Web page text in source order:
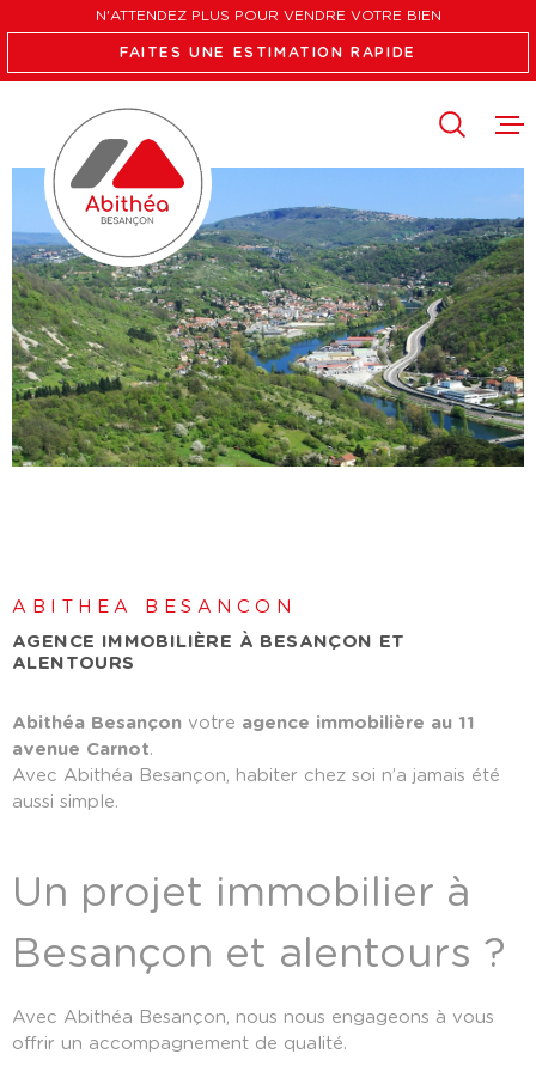
ààau
au
FAIRE
L'AGENCE
CONTACT
N'ATTENDEZ PLUS POUR VENDRE VOTRE BIEN
FAITES UNE ESTIMATION RAPIDE
ABITHEA BESANCON
AGENCE IMMOBILIÈRE À BESANÇON ET
ALENTOURS
Abithéa Besançon votre agence immobilière au 11
avenue Carnot.
Avec Abithéa Besançon, habiter chez soi n’a jamais été
aussi simple.
Un projet immobilier à
Besançon et alentours ?
Avec Abithéa Besançon, nous nous engageons à vous
offrir un accompagnement de qualité.